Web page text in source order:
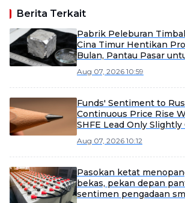
Berita Terkait
Pabrik Peleburan
Cina Timur Hentikan
Bulan, Pantau Pasar
Aug 07, 2026 10:59
Funds' Sentiment to
Continuous Price Rise
SHFE Lead Only
Aug 07, 2026 10:12
Pasokan ketat
bekas, pekan depan
sentimen pengadaan